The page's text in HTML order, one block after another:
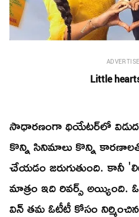
Little
సాధారణంగా థియేటర్‌లో
కొన్ని సినిమాలు కొన్ని
చేయడం జరుగుతుంది. కానీ
మాత్రం ఇది రివర్స్‌ అయ్యింది.
విన్‌ తమ ఓటీటీ కోసం